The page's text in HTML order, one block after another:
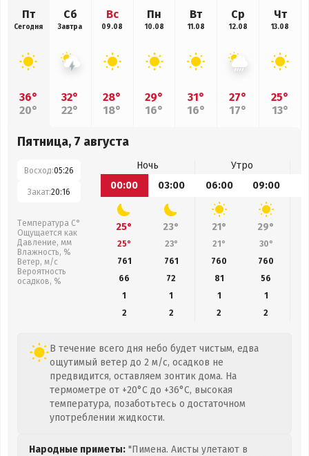
Пт
Сегодня
36°
20°
Сб
Завтра
32°
22°
Вс
09.08
28°
18°
Пн
10.08
29°
16°
Вт
11.08
31°
16°
Ср
12.08
27°
17°
Чт
13.08
25°
13°
Пятница, 7 августа
Восход:05:26
Закат:20:16
Температура С°
Ощущается как
Давление, мм
Влажность, %
Ветер, м/с
Вероятность
осадков, %
Ночь
Утро
00:00
03:00 06:00 09:00
25° 23° 21° 29°
25° 23° 21° 30°
761
761 760 760
66
72 81 56
1
1 1
1
2
2 2 2
В течение всего дня небо будет чистым, едва
ощутимый ветер до 2 м/с, осадков не
предвидится, оставляем зонтик дома. На
термометре от +20°C до +36°C, высокая
температура, позаботьтесь о достаточном
употреблении жидкости.
Народные приметы: "Пимена. Аисты улетают в